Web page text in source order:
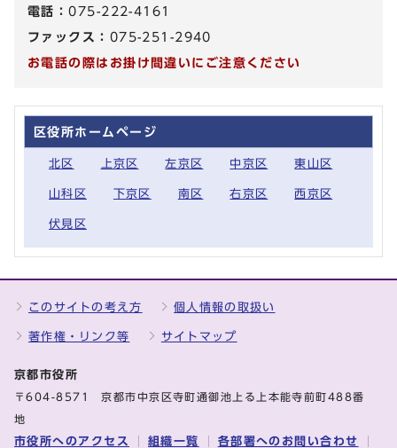
電話：075-222-4161
ファックス： 075-251-2940
お電話の際はお掛け間違いにご注意ください
区役所ホームページ
北区 上京区 左京区 中京区 東山区
山科区 下京区 南区 右京区 西京区
伏見区
このサイトの考え方 個人情報の取扱い
著作権・リンク等 サイトマップ
京都市役所
〒604-8571 京都市中京区寺町通御池上る上本能寺前町488番
地
市役所へのアクセス 組織一覧 各部署へのお問い合わせ